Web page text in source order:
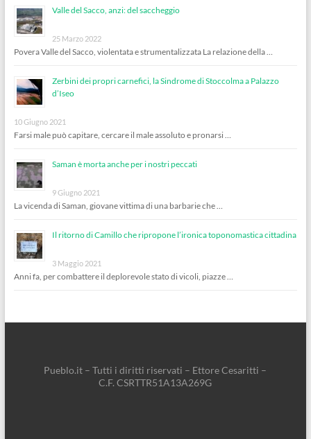
Valle del Sacco, anzi: del saccheggio
25 Marzo 2022
Povera Valle del Sacco, violentata e strumentalizzata La relazione della …
Zerbini dei propri carnefici, la Sindrome di Stoccolma a Palazzo
d’Iseo
10 Giugno 2021
Farsi male può capitare, cercare il male assoluto e pronarsi …
Saman è morta anche per i nostri peccati
9 Giugno 2021
La vicenda di Saman, giovane vittima di una barbarie che …
Il ritorno di Camillo che ripropone l’ironica toponomastica cittadina
3 Maggio 2021
Anni fa, per combattere il deplorevole stato di vicoli, piazze …
Pueblo.it – Tutti i diritti riservati – Ettore Cesaritti –
C.F. CSRTTR51A13A269G